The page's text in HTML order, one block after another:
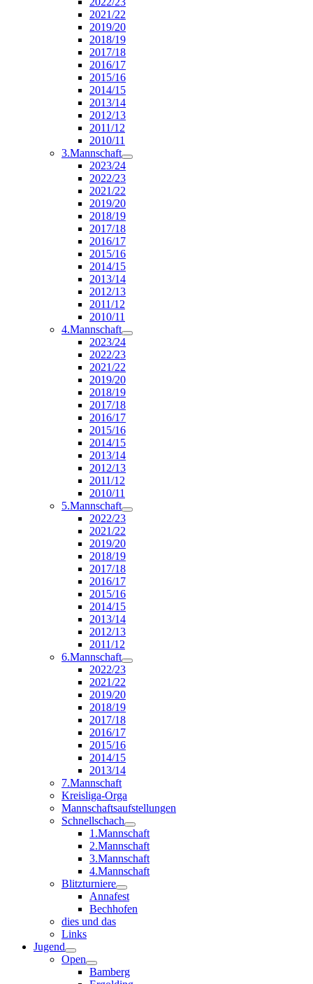
2021/22
2019/20
2018/19
2017/18
2016/17
2015/16
2014/15
2013/14
2012/13
2011/12
2010/11
3.Mannschaft
2023/24
2022/23
2021/22
2019/20
2018/19
2017/18
2016/17
2015/16
2014/15
2013/14
2012/13
2011/12
2010/11
4.Mannschaft
2023/24
2022/23
2021/22
2019/20
2018/19
2017/18
2016/17
2015/16
2014/15
2013/14
2012/13
2011/12
2010/11
5.Mannschaft
2022/23
2021/22
2019/20
2018/19
2017/18
2016/17
2015/16
2014/15
2013/14
2012/13
2011/12
6.Mannschaft
2022/23
2021/22
2019/20
2018/19
2017/18
2016/17
2015/16
2014/15
2013/14
7.Mannschaft
Kreisliga-Orga
Mannschaftsaufstellungen
Schnellschach
1.Mannschaft
2.Mannschaft
3.Mannschaft
4.Mannschaft
Blitzturniere
Annafest
Bechhofen
dies und das
Links
Jugend
Open
Bamberg